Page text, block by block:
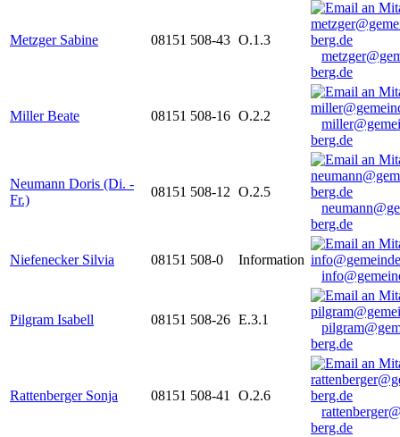
Metzger Sabine 08151 508-43 O.1.3
berg.de
Miller Beate 08151 508-16 O.2.2
berg.de
Neumann Doris (Di. -
Fr.)
08151 508-12 O.2.5
berg.de
Niefenecker Silvia 08151 508-0
Information
Pilgram Isabell 08151 508-26 E.3.1
berg.de
Rattenberger Sonja 08151 508-41
O.2.6
berg.de